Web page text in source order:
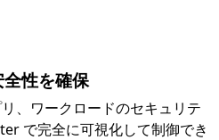
性を確保
、ワークロードのセキュリテ
で完全に可視化して制御でき